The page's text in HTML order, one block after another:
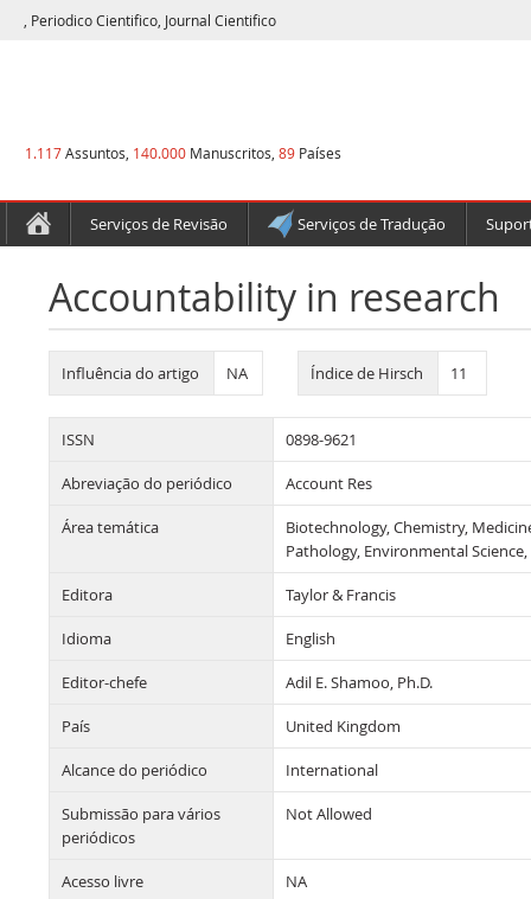
, Periodico Cientifico, Journal Cientifico
1.117Assuntos, 140.000 Manuscritos, 89 Países
Serviços de Revisão Serviços de Tradução
Accountability in research
Influência do artigo NA Índice de Hirsch 11
ISSN 0898-9621
Abreviação do periódico Account Res
Área temática
Biotechnology, Chemistry,
Pathology, Environmental Science,
Editora Taylor & Francis
Idioma English
Editor-chefe Adil E. Shamoo, Ph.D.
País United Kingdom
Alcance do periódico International
Submissão para vários
periódicos
Not Allowed
Acesso livre NA